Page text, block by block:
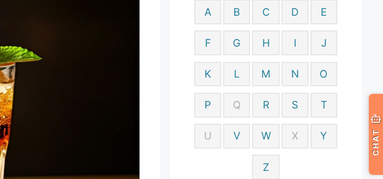
A B C D E
F G H I J
K L M N O
P Q R S T
U V W X Y
Z
CHAT